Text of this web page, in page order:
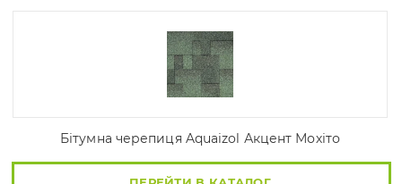
Бітумна черепиця Aquaizol Акцент Мохіто